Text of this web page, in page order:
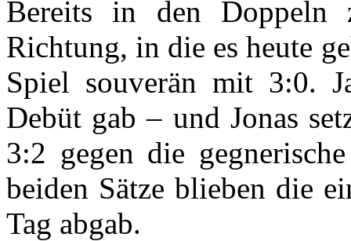
Bereits in den Doppeln
Richtung, in die es heute
Spiel souverän mit 3:0.
Debüt gab – und Jonas
3:2 gegen die
beiden Sätze blieben die
Tag abgab.